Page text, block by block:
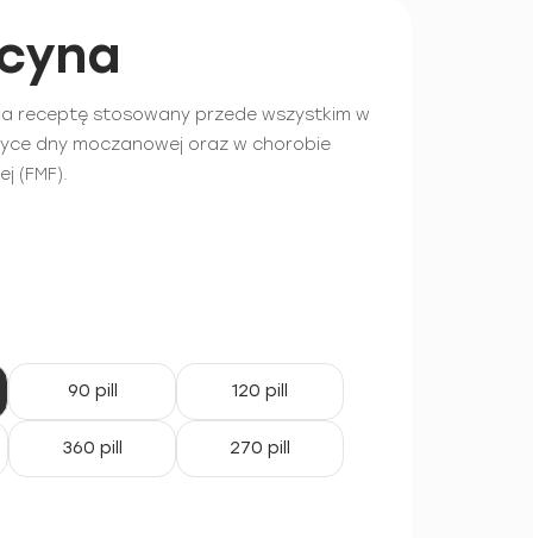
receptę stosowany przede wszystkim w
dny moczanowej oraz w chorobie
(FMF).
90 pill 120 pill
360 pill 270 pill